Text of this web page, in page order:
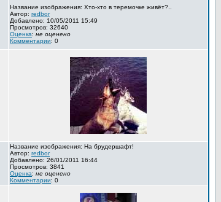
Название изображения: Хто-хто в теремочке живёт?..
Автор: redbor
Добавлено: 10/05/2011 15:49
Просмотров: 32640
Оценка: не оценено
Комментарии: 0
Название изображения: На брудершафт!
Автор: redbor
Добавлено: 26/01/2011 16:44
Просмотров: 3841
Оценка: не оценено
Комментарии: 0